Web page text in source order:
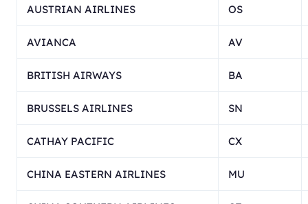
AUSTRIAN AIRLINES OS
AVIANCA AV
BRITISH AIRWAYS BA
BRUSSELS AIRLINES SN
CATHAY PACIFIC CX
CHINA EASTERN AIRLINES MU